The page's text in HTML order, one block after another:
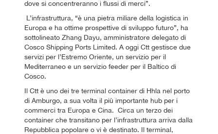
dove si concentreranno i flussi di merci”.
L’infrastruttura, “è una pietra miliare della logistica in
Europa e ha ottime prospettive di sviluppo futuro”, ha
sottolineato Zhang Dayu, amministratore delegato di
Cosco Shipping Ports Limited. A oggi Ctt gestisce due
servizi per l’Estremo Oriente, un servizio per il
Mediterraneo e un servizio feeder per il Baltico di
Cosco.
Il Ctt è uno dei tre terminal container di Hhla nel porto
di Amburgo, a sua volta il più importante hub per i
commerci tra Europa e Cina. Circa un terzo dei
container che transitano per l’infrastruttura arriva dalla
Repubblica popolare o vi è destinato. Il terminal,